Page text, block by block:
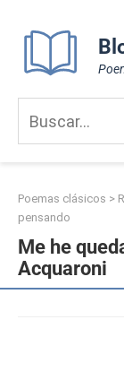
content
Poemas clásicos >
pensando
Me he
Acquaroni